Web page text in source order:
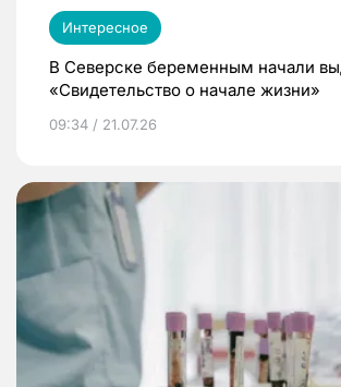
Интересное
В Северске беременным начали
«Свидетельство о начале жизни»
09:34 / 21.07.26